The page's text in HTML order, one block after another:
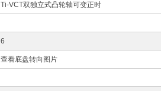
Ti-VCT双独立式凸轮轴可变正时
6
查看底盘转向图片